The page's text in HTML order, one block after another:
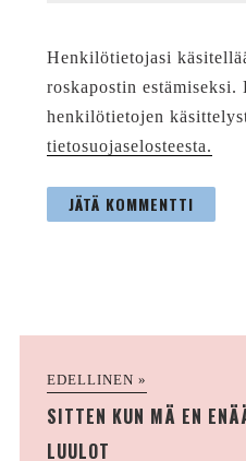
Henkilötietojasi
roskapostin estämiseksi.
henkilötietojen
tietosuojaselosteesta.
EDELLINEN »
SITTEN KUN MÄ EN
LUULOT